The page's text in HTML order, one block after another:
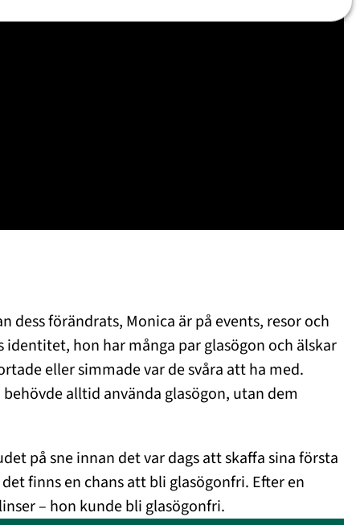
förändrats, Monica är på events, resor och
identitet, hon har många par glasögon och älskar
eller simmade var de svåra att ha med.
alltid använda glasögon, utan dem
på sne innan det var dags att skaffa sina första
finns en chans att bli glasögonfri. Efter en
– hon kunde bli glasögonfri.